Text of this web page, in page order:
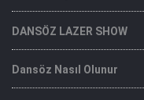
DANSÖZ LAZER SHOW
Dansöz Nasıl Olunur